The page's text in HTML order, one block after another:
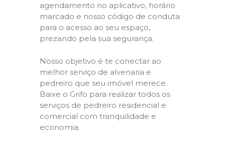
agendamento no aplicativo, horário
marcado e nosso código de conduta
para o acesso ao seu espaço,
prezando pela sua segurança.
Nosso objetivo é te conectar ao
melhor serviço de alvenaria e
pedreiro que seu imóvel merece.
Baixe o Grifo para realizar todos os
serviços de pedreiro residencial e
comercial com tranquilidade e
economia.